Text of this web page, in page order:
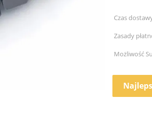
Czas
Zasady
Możliwość